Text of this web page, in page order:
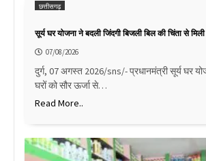
छत्तीसगढ़
सूर्य घर योजना ने बदली जिंदगी बिजली बिल की चिंता से मिली
07/08/2026
दुर्ग, 07 अगस्त 2026/sns/- प्रधानमंत्री सूर्य घर
घरों को सौर ऊर्जा से…
Read More..